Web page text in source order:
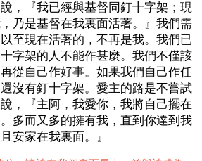
，『我已經與基督同釘十字架；現
乃是基督在我裏面活著。』我們需
至現在活著的，不再是我。我們已
字架的人不能作甚麼。我們不僅該
從自己作好事。如果我們自己作任
沒有釘十字架。愛主的路是不嘗試
，『主阿，我愛你，我將自己擺在
多而又多的擁有我，直到你達到我
安家在我裏面。』